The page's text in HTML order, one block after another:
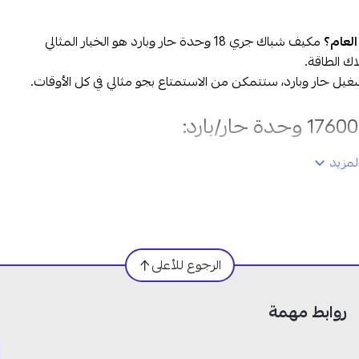
مكيف شباك جري 18 وحدة حار وبارد هو الخيار المثالي
الطاقة.
الرجوع للأعلى
روابط مهمة